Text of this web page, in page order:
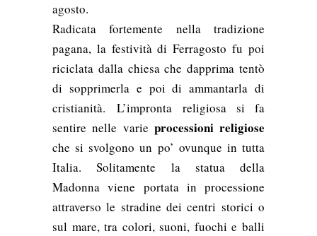
agosto.
Radicata fortemente nella tradizione
pagana, la festività di Ferragosto fu poi
riciclata dalla chiesa che dapprima tentò
di sopprimerla e poi di ammantarla di
cristianità. L’impronta religiosa si fa
sentire nelle varie processioni religiose
che si svolgono un po’ ovunque in tutta
Italia. Solitamente la statua della
Madonna viene portata in processione
attraverso le stradine dei centri storici o
sul mare, tra colori, suoni, fuochi e balli